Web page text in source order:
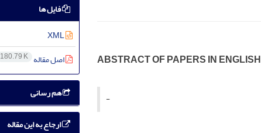
ABSTRACT OF PAPERS IN ENGLISH
-
فایل ها
XML
اصل مقاله 180.79 K
هم رسانی
ارجاع به این مقاله